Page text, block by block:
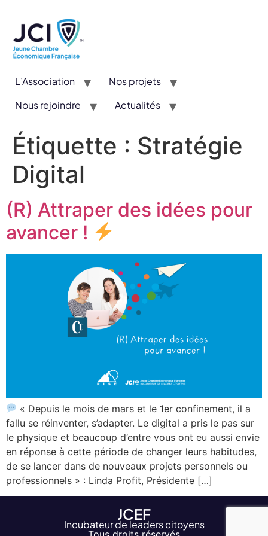
L’Association
Nos projets
Nous rejoindre
Actualités
Étiquette : Stratégie
Digital
(R) Attraper des idées pour
avancer !
« Depuis le mois de mars et le 1er confinement, il a
fallu se réinventer, s’adapter. Le digital a pris le pas sur
le physique et beaucoup d’entre vous ont eu aussi envie
en réponse à cette période de changer leurs habitudes,
de se lancer dans de nouveaux projets personnels ou
professionnels » : Linda Profit, Présidente […]
JCEF
Incubateur de leaders citoyens